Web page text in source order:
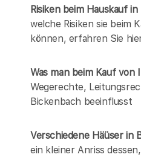
Risiken beim Hauskaufin
welche Risiken sie beim
können, erfahren Sie
Was man beim Kauf von
Wegerechte,
Bickenbach beeinflusst
Verschiedene Häüser in
ein kleiner Anriss